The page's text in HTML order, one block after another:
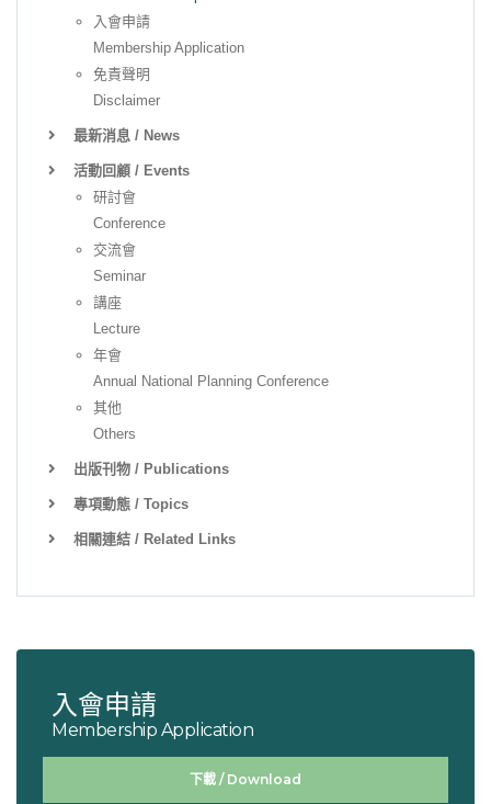
入會申請
Membership Application
免責聲明
Disclaimer
最新消息 / News
活動回顧 / Events
研討會
Conference
交流會
Seminar
講座
Lecture
年會
Annual National Planning Conference
其他
Others
出版刊物 / Publications
專項動態 / Topics
相關連結 / Related Links
入會申請
Membership Application
下載 / Download